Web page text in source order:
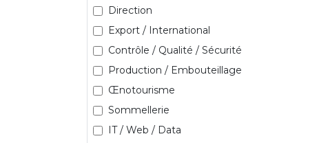
Direction
Export / International
Contrôle / Qualité / Sécurité
Production / Embouteillage
Œnotourisme
Sommellerie
IT / Web / Data